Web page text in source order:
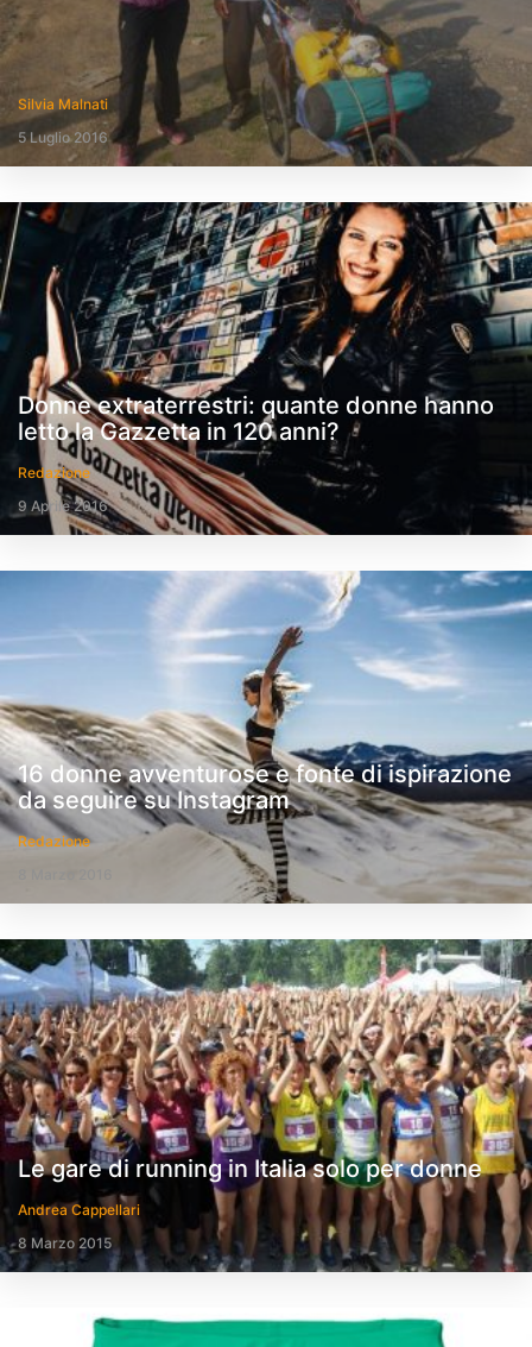
Silvia Malnati
5 Luglio 2016
Donne extraterrestri: quante donne hanno
letto la Gazzetta in 120 anni?
Redazione
9 Aprile 2016
16 donne avventurose e fonte di ispirazione
da seguire su Instagram
Redazione
Le gare di running in Italia solo per donne
Andrea Cappellari
8 Marzo 2015